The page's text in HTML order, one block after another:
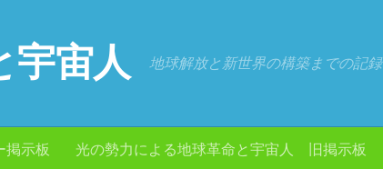
宇宙人 地球解放と新世界の構築までの記録
掲示板 光の勢力による地球革命と宇宙人 旧掲示板